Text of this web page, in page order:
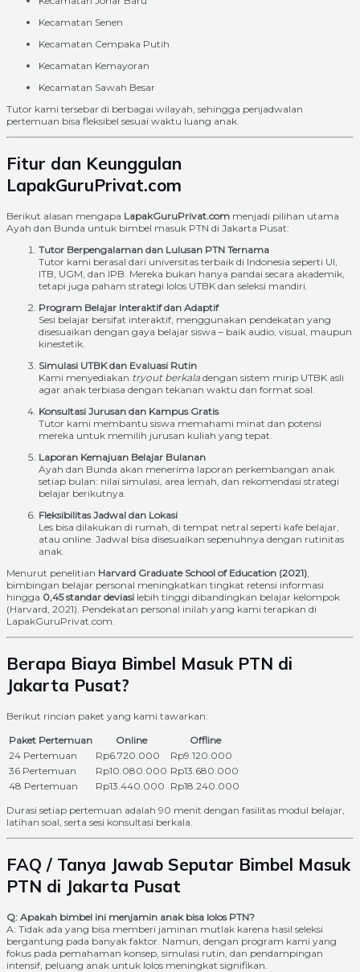
Kecamatan Senen
Kecamatan Cempaka Putih
Kecamatan Kemayoran
Kecamatan Sawah Besar
Tutor kami tersebar di berbagai wilayah, sehingga penjadwalan
pertemuan bisa fleksibel sesuai waktu luang anak.
Fitur dan Keunggulan
LapakGuruPrivat.com
Berikut alasan mengapa LapakGuruPrivat.com menjadi pilihan utama
Ayah dan Bunda untuk bimbel masuk PTN di Jakarta Pusat:
Tutor Berpengalaman dan Lulusan PTN Ternama
Tutor kami berasal dari universitas terbaik di Indonesia seperti UI,
ITB, UGM, dan IPB. Mereka bukan hanya pandai secara akademik,
tetapi juga paham strategi lolos UTBK dan seleksi mandiri.
Program Belajar Interaktif dan Adaptif
Sesi belajar bersifat interaktif, menggunakan pendekatan yang
disesuaikan dengan gaya belajar siswa – baik audio, visual, maupun
kinestetik.
Simulasi UTBK dan Evaluasi Rutin
Kami menyediakan tryout berkala dengan sistem mirip UTBK asli
agar anak terbiasa dengan tekanan waktu dan format soal.
Konsultasi Jurusan dan Kampus Gratis
Tutor kami membantu siswa memahami minat dan potensi
mereka untuk memilih jurusan kuliah yang tepat.
Laporan Kemajuan Belajar Bulanan
Ayah dan Bunda akan menerima laporan perkembangan anak
setiap bulan: nilai simulasi, area lemah, dan rekomendasi strategi
belajar berikutnya.
Fleksibilitas Jadwal dan Lokasi
Les bisa dilakukan di rumah, di tempat netral seperti kafe belajar,
atau online. Jadwal bisa disesuaikan sepenuhnya dengan rutinitas
anak.
Menurut penelitian Harvard Graduate School of Education (2021),
bimbingan belajar personal meningkatkan tingkat retensi informasi
hingga 0,45 standar deviasi lebih tinggi dibandingkan belajar kelompok
(Harvard, 2021). Pendekatan personal inilah yang kami terapkan di
LapakGuruPrivat.com.
Berapa Biaya Bimbel Masuk PTN di
Jakarta Pusat?
Berikut rincian paket yang kami tawarkan:
Paket Pertemuan
Online
Offline
24 Pertemuan
Rp6.720.000
Rp9.120.000
36 Pertemuan
Rp10.080.000 Rp13.680.000
48 Pertemuan
Rp13.440.000 Rp18.240.000
Durasi setiap pertemuan adalah 90 menit dengan fasilitas modul belajar,
latihan soal, serta sesi konsultasi berkala.
FAQ / Tanya Jawab Seputar Bimbel Masuk
PTN di Jakarta Pusat
Q: Apakah bimbel ini menjamin anak bisa lolos PTN?
A: Tidak ada yang bisa memberi jaminan mutlak karena hasil seleksi
bergantung pada banyak faktor. Namun, dengan program kami yang
fokus pada pemahaman konsep, simulasi rutin, dan pendampingan
intensif, peluang anak untuk lolos meningkat signifikan.